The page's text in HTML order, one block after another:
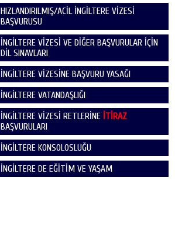
HIZLANDIRILMIŞ/ACİL İNGİLTERE VİZESİ
BAŞVURUSU
İNGİLTERE VİZESİ VE DİĞER BAŞVURULAR İÇİN
DİL SINAVLARI
İNGİLTERE VİZESİNE BAŞVURU YASAĞI
İNGİLTERE VATANDAŞLIĞI
İNGİLTERE VİZESİ RETLERİNE İTİRAZ
BAŞVURULARI
İNGİLTERE KONSOLOSLUĞU
İNGİLTERE DE EĞİTİM VE YAŞAM